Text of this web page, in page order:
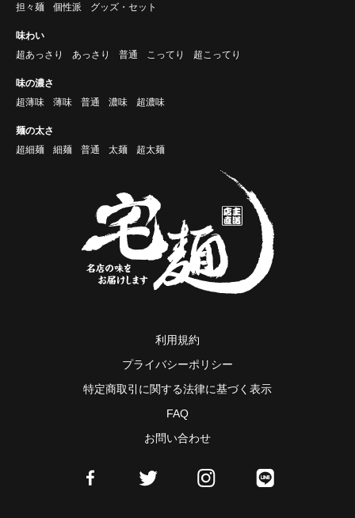
担々麺
個性派 グッズ・セット
味わい
超あっさり
あっさり 普通 こってり 超こってり
味の濃さ
超薄味
薄味 普通 濃味 超濃味
麺の太さ
超細麺
細麺 普通 太麺 超太麺
利用規約
プライバシーポリシー
特定商取引に関する法律に基づく表示
FAQ
お問い合わせ